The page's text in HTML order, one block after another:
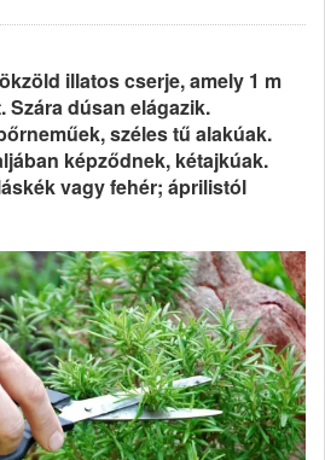
illatos cserje, amely 1 m
Szára dúsan elágazik.
széles tű alakúak.
képződnek, kétajkúak.
vagy fehér; áprilistól